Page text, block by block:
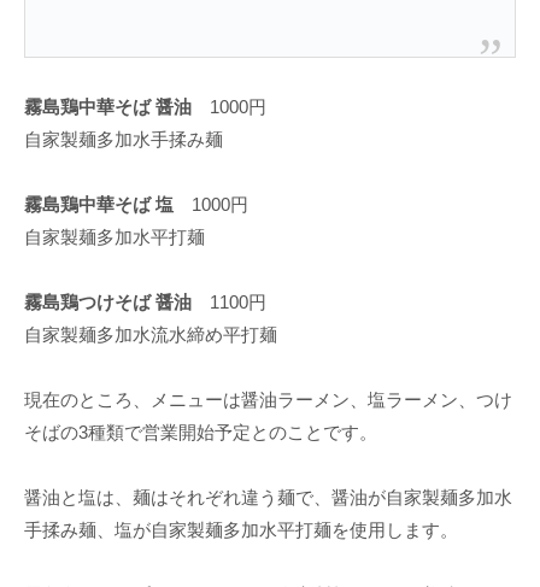
霧島鶏中華そば 醤油 1000円
自家製麺多加水手揉み麺
霧島鶏中華そば 塩 1000円
自家製麺多加水平打麺
霧島鶏つけそば 醤油 1100円
自家製麺多加水流水締め平打麺
現在のところ、メニューは醤油ラーメン、塩ラーメン、つけ
そばの3種類で営業開始予定とのことです。
醤油と塩は、麺はそれぞれ違う麺で、醤油が自家製麺多加水
手揉み麺、塩が自家製麺多加水平打麺を使用します。